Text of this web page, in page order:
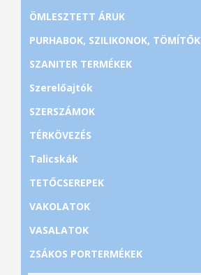
ÖMLESZTETT ÁRUK
PURHABOK, SZILIKONOK, TÖMÍTŐK
SZANITER TERMÉKEK
Szerelőajtók
SZERSZÁMOK
TÉRKÖVEZÉS
Talicskák
TETŐCSEREPEK
VAKOLATOK
VASALATOK
ZSÁKOS PORTERMÉKEK